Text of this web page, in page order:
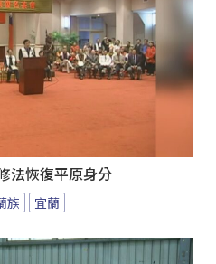
法恢復平原身分
族 宜蘭